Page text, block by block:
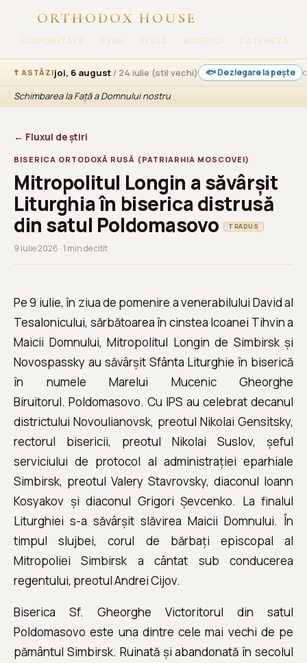
ORTHODOX HOUSE
COMUNITATE ȘTIRI REELS BISERICI CATEHEZĂ
☦ ASTĂZIjoi, 6 august / 24 iulie (stil vechi) 🐟 Dezlegare la pește
Schimbarea la Față a Domnului nostru
← Fluxul de știri
BISERICA ORTODOXĂ RUSĂ (PATRIARHIA MOSCOVEI)
Mitropolitul Longin a săvârșit
Liturghia în biserica distrusă
din satul Poldomasovo
TRADUS
9 iulie 2026 · 1 min de citit
Pe 9 iulie, în ziua de pomenire a venerabilului David al
Tesalonicului, sărbătoarea în cinstea Icoanei Tihvin a
Maicii Domnului, Mitropolitul Longin de Simbirsk și
Novospassky au săvârșit Sfânta Liturghie în biserică
în numele Marelui Mucenic Gheorghe
Biruitorul. Poldomasovo. Cu IPS au celebrat decanul
districtului Novoulianovsk, preotul Nikolai Gensitsky,
rectorul bisericii, preotul Nikolai Suslov, șeful
serviciului de protocol al administrației eparhiale
Simbirsk, preotul Valery Stavrovsky, diaconul Ioann
Kosyakov și diaconul Grigori Șevcenko. La finalul
Liturghiei s-a săvârșit slăvirea Maicii Domnului. În
timpul slujbei, corul de bărbați episcopal al
Mitropoliei Simbirsk a cântat sub conducerea
regentului, preotul Andrei Cijov.
Biserica Sf. Gheorghe Victoritorul din satul
Poldomasovo este una dintre cele mai vechi de pe
pământul Simbirsk. Ruinată și abandonată în secolul